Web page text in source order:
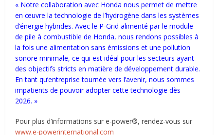
« Notre collaboration avec Honda nous permet de mettre
en œuvre la technologie de l’hydrogène dans les systèmes
d’énergie hybrides. Avec le P-Grid alimenté par le module
de pile à combustible de Honda, nous rendons possibles à
la fois une alimentation sans émissions et une pollution
sonore minimale, ce qui est idéal pour les secteurs ayant
des objectifs stricts en matière de développement durable.
En tant qu’entreprise tournée vers l’avenir, nous sommes
impatients de pouvoir adopter cette technologie dès
2026. »
Pour plus d’informations sur e-power®, rendez-vous sur
www.e-powerinternational.com